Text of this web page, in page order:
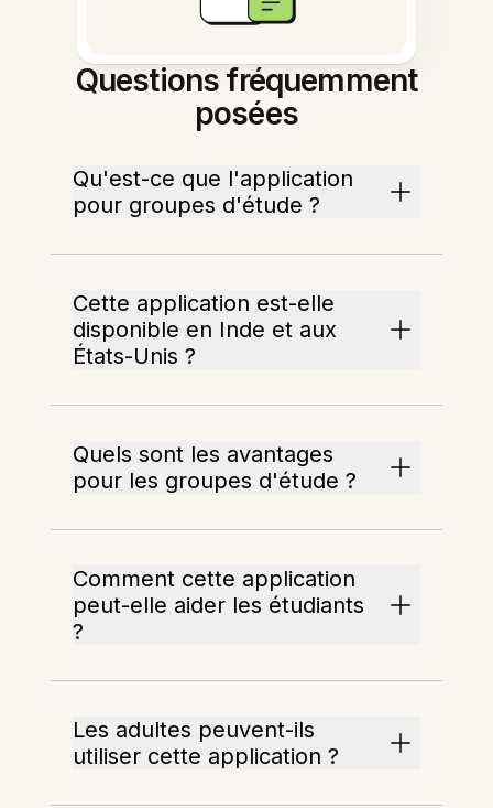
Questions fréquemment
posées
Qu'est-ce que l'application
pour groupes d'étude ?
Cette application est-elle
disponible en Inde et aux
États-Unis ?
Quels sont les avantages
pour les groupes d'étude ?
Comment cette application
peut-elle aider les étudiants
?
Les adultes peuvent-ils
utiliser cette application ?